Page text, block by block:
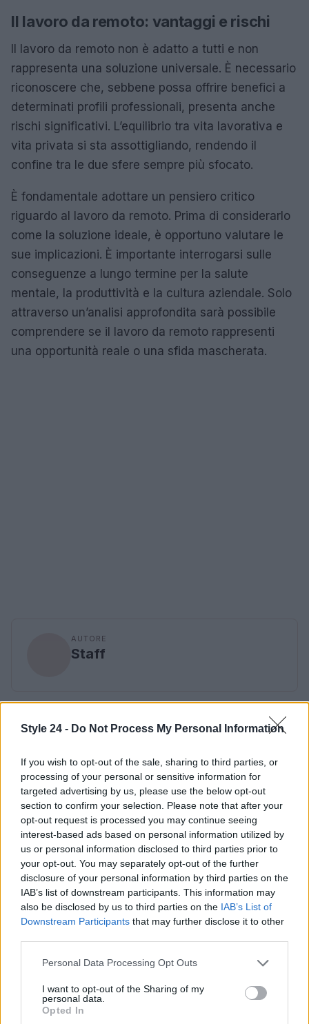
Style 24 - Do Not Process My Personal Information
If you wish to opt-out of the sale, sharing to third parties, or
processing of your personal or sensitive information for
targeted advertising by us, please use the below opt-out
section to confirm your selection. Please note that after your
opt-out request is processed you may continue seeing
interest-based ads based on personal information utilized by
us or personal information disclosed to third parties prior to
your opt-out. You may separately opt-out of the further
disclosure of your personal information by third parties on the
IAB’s list of downstream participants. This information may
also be disclosed by us to third parties on the IAB’s List of
Downstream Participants that may further disclose it to other
Please note that this website/app uses one or more Google
not limited to your visit or usage behaviour. You may click to
grant or deny consent to Google and its third-party tags to
use your data for below specified purposes in below Google
Personal Data Processing Opt Outs
I want to opt-out of the Sharing of my
personal data.
Opted In
Il lavoro da remoto: vantaggi e rischi
Il lavoro da remoto non è adatto a tutti e non
rappresenta una soluzione universale. È necessario
riconoscere che, sebbene possa offrire benefici a
determinati profili professionali, presenta anche
rischi significativi. L’equilibrio tra vita lavorativa e
vita privata si sta assottigliando, rendendo il
confine tra le due sfere sempre più sfocato.
È fondamentale adottare un pensiero critico
riguardo al lavoro da remoto. Prima di considerarlo
come la soluzione ideale, è opportuno valutare le
sue implicazioni. È importante interrogarsi sulle
conseguenze a lungo termine per la salute
mentale, la produttività e la cultura aziendale. Solo
attraverso un’analisi approfondita sarà possibile
comprendere se il lavoro da remoto rappresenti
una opportunità reale o una sfida mascherata.
AUTORE
Staff
Continua a leggere